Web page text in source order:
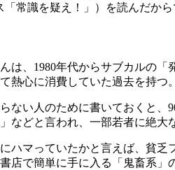
「常識を疑え！」）を読んだから
は、1980年代からサブカルの「
熱心に消費していた過去を持つ。
ない人のために書いておくと、
などと言われ、一部若者に絶大
ハマっていたかと言えば、貧乏
店で簡単に手に入る「鬼畜系」